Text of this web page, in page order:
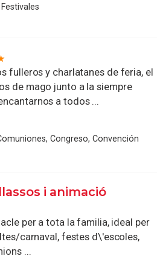
Festivales
fulleros y charlatanes de feria, el
de mago junto a la siempre
a todos ...
Congreso, Convención
i animació
per a tota la familia, ideal per
carnaval, festes d\'escoles,
...